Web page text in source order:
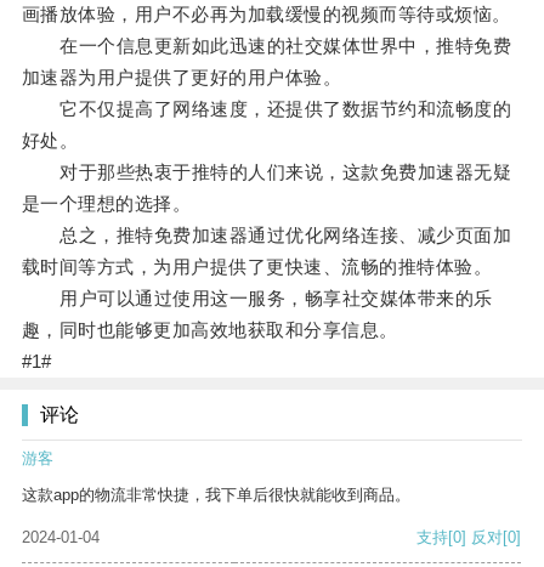
画播放体验，用户不必再为加载缓慢的视频而等待或烦恼。
在一个信息更新如此迅速的社交媒体世界中，推特免费
加速器为用户提供了更好的用户体验。
它不仅提高了网络速度，还提供了数据节约和流畅度的
好处。
对于那些热衷于推特的人们来说，这款免费加速器无疑
是一个理想的选择。
总之，推特免费加速器通过优化网络连接、减少页面加
载时间等方式，为用户提供了更快速、流畅的推特体验。
用户可以通过使用这一服务，畅享社交媒体带来的乐
趣，同时也能够更加高效地获取和分享信息。
#1#
评论
游客
这款app的物流非常快捷，我下单后很快就能收到商品。
2024-01-04 支持[0] 反对[0]